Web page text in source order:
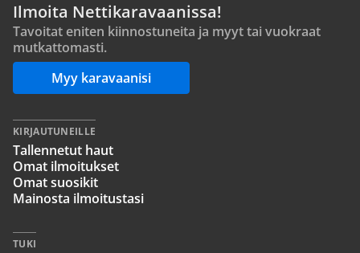
Ilmoita Nettikaravaanissa!
Tavoitat eniten kiinnostuneita ja myyt tai vuokraat
mutkattomasti.
Myy karavaanisi
KIRJAUTUNEILLE
Tallennetut haut
Omat ilmoitukset
Omat suosikit
Mainosta ilmoitustasi
TUKI